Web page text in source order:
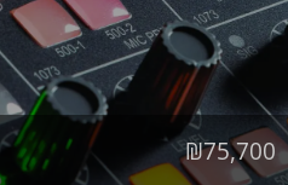
₪75,700